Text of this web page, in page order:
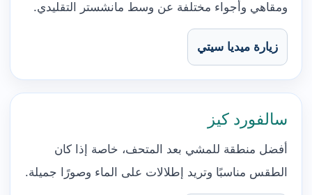
ومقاهي وأجواء مختلفة عن وسط مانشستر التقليدي.
زيارة ميديا سيتي
سالفورد كيز
أفضل منطقة للمشي بعد المتحف، خاصة إذا كان
الطقس مناسبًا وتريد إطلالات على الماء وصورًا جميلة.